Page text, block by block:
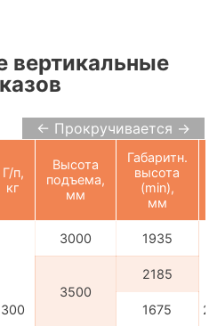
вертикальные
← Прокручивается →
Г/п,
кг
Высота
подъема,
мм
Габаритн.
высота
(min),
мм
300
3000 1935
3500
2185
1675